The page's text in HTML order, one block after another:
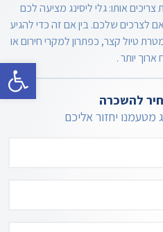
פתח
אותו: גלי ליסינג מציעה לכם
שלכם. בין אם זה כדי להגיע
טיול קצר, כפתרון למקרי חירום או
ארוך יותר .
להשכרה
מטעמנו יחזור אליכם